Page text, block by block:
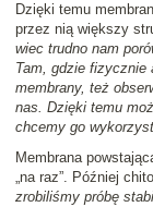
Dzięki temu
przez nią większy
wiec trudno nam
Tam, gdzie fizycznie
membrany, też
nas. Dzięki temu
chcemy go
Membrana
„na raz”. Później
zrobiliśmy próbę